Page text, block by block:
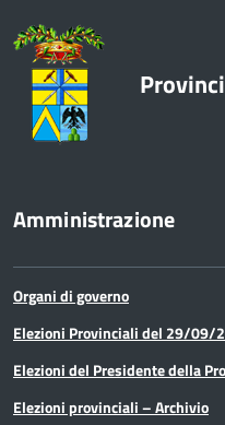
Amministrazione
Organi di governo
Elezioni Provinciali del 29/09/
Elezioni del Presidente della
Elezioni provinciali – Archivio